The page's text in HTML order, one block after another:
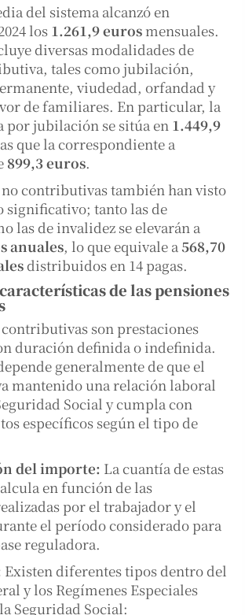
del sistema alcanzó en
los 1.261,9 euros mensuales.
diversas modalidades de
tales como jubilación,
viudedad, orfandad y
de familiares. En particular, la
por jubilación se sitúa en 1.449,9
que la correspondiente a
899,3 euros.
no contributivas también han visto
significativo; tanto las de
las de invalidez se elevarán a
anuales, lo que equivale a 568,70
distribuidos en 14 pagas.
de las pensiones
son prestaciones
duración definida o indefinida.
generalmente de que el
mantenido una relación laboral
Social y cumpla con
específicos según el tipo de
del importe: La cuantía de estas
en función de las
por el trabajador y el
el período considerado para
reguladora.
Existen diferentes tipos dentro del
y los Regímenes Especiales
Seguridad Social: